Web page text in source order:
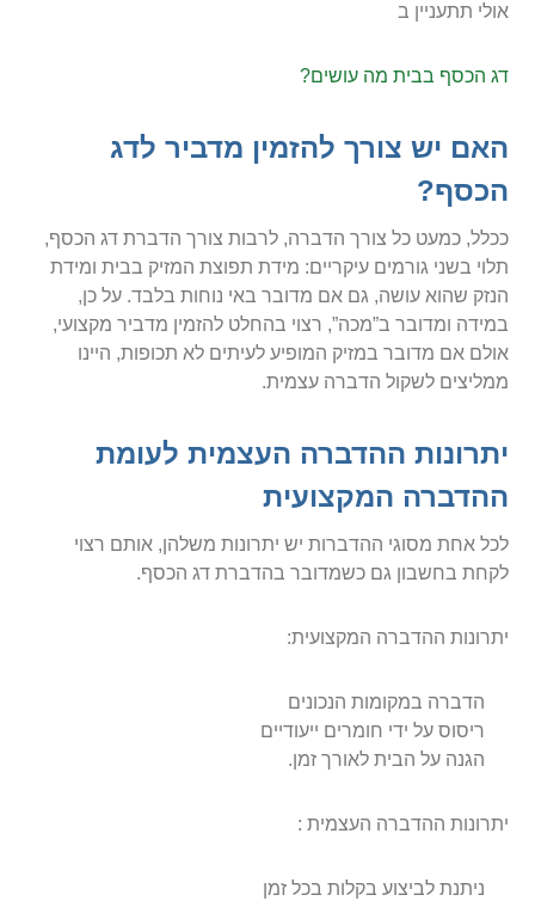
אולי תתעניין ב
דג הכסף בבית מה עושים?
האם יש צורך להזמין מדביר לדג
הכסף?
ככלל, כמעט כל צורך הדברה, לרבות צורך הדברת דג הכסף,
תלוי בשני גורמים עיקריים: מידת תפוצת המזיק בבית ומידת
הנזק שהוא עושה, גם אם מדובר באי נוחות בלבד. על כן,
במידה ומדובר ב”מכה”, רצוי בהחלט להזמין מדביר מקצועי,
אולם אם מדובר במזיק המופיע לעיתים לא תכופות, היינו
ממליצים לשקול הדברה עצמית.
יתרונות ההדברה העצמית לעומת
ההדברה המקצועית
לכל אחת מסוגי ההדברות יש יתרונות משלהן, אותם רצוי
לקחת בחשבון גם כשמדובר בהדברת דג הכסף.
יתרונות ההדברה המקצועית:
הדברה במקומות הנכונים
ריסוס על ידי חומרים ייעודיים
הגנה על הבית לאורך זמן.
יתרונות ההדברה העצמית :
ניתנת לביצוע בקלות בכל זמן